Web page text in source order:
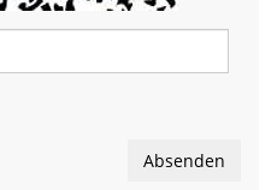
Absenden